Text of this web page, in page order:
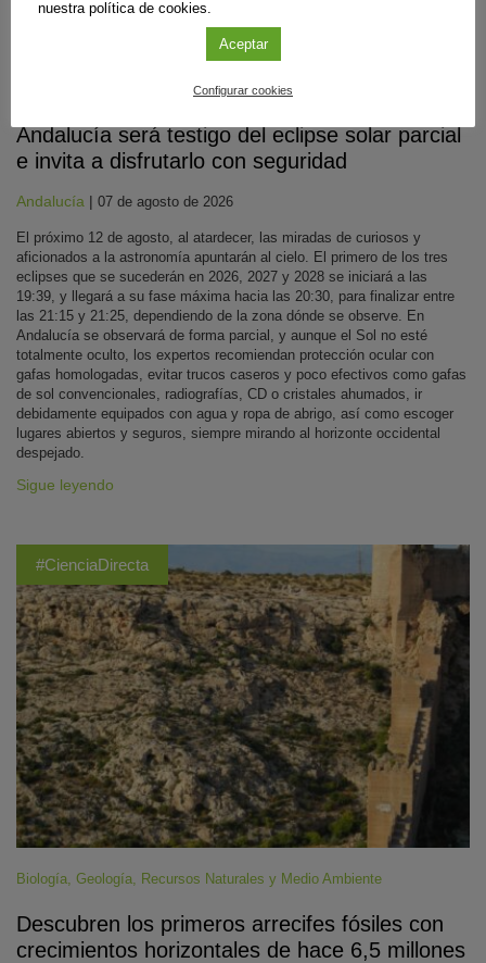
Andalucía será testigo del eclipse solar parcial
e invita a disfrutarlo con seguridad
Andalucía | 07 de agosto de 2026
El próximo 12 de agosto, al atardecer, las miradas de curiosos y
aficionados a la astronomía apuntarán al cielo. El primero de los tres
eclipses que se sucederán en 2026, 2027 y 2028 se iniciará a las
19:39, y llegará a su fase máxima hacia las 20:30, para finalizar entre
las 21:15 y 21:25, dependiendo de la zona dónde se observe. En
Andalucía se observará de forma parcial, y aunque el Sol no esté
totalmente oculto, los expertos recomiendan protección ocular con
gafas homologadas, evitar trucos caseros y poco efectivos como gafas
de sol convencionales, radiografías, CD o cristales ahumados, ir
debidamente equipados con agua y ropa de abrigo, así como escoger
lugares abiertos y seguros, siempre mirando al horizonte occidental
despejado.
Sigue leyendo
#CienciaDirecta
Biología, Geología, Recursos Naturales y Medio Ambiente
Descubren los primeros arrecifes fósiles con
crecimientos horizontales de hace 6,5 millones
nuestra política de cookies.
Aceptar
Configurar cookies